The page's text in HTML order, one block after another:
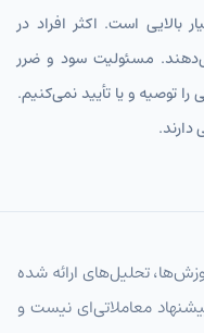
بالایی است. اکثر افراد در
مسئولیت سود و ضرر
توصیه و یا تأیید نمی‌کنیم.
تحلیل‌های ارائه شده
معاملاتی‌ای نیست و